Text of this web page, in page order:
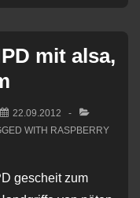
mit alsa,
22.09.2012
WITH RASPBERRY
gescheit zum